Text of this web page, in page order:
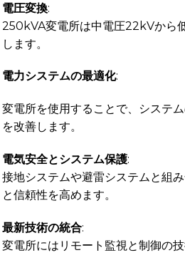
電圧変換:
250kVA変電所は中電圧22kVから
します。
電力システムの最適化:
変電所を使用することで、システ
を改善します。
電気安全とシステム保護:
接地システムや避雷システムと組
と信頼性を高めます。
最新技術の統合:
変電所にはリモート監視と制御の